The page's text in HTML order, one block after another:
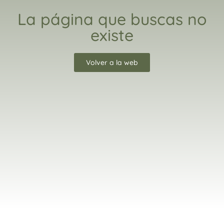
La página que buscas no
existe
Volver a la web